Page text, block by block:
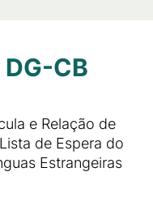
CB
e Relação de
de Espera do
Estrangeiras